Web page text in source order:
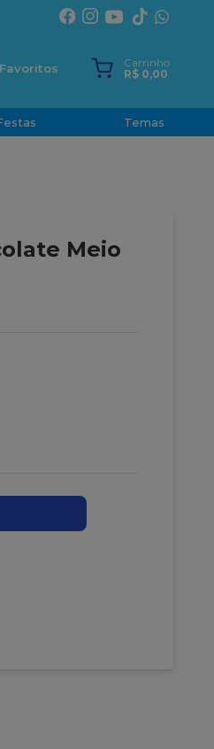
Carrinho
R$ 0,00
Temas
Meio